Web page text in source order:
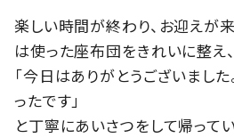
楽しい時間が終わり、お迎えが
は使った座布団をきれいに整え、
「今日はありがとうございまし
ったです」
と丁寧にあいさつをして帰ってい